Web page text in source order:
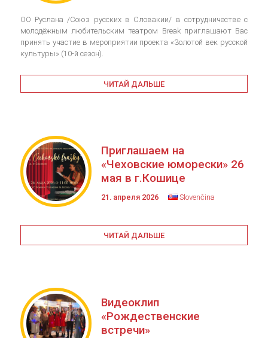
ОО Руслана /Союз русских в Словакии/ в сотрудничестве с
молодёжным любительским театром Break приглашают Вас
принять участие в мероприятии проекта «Золотой век русской
культуры» (10-й сезон).
ЧИТАЙ ДАЛЬШЕ
Приглашаем на
«Чеховские юморески» 26
мая в г.Кошице
21. апреля 2026 Slovenčina
ЧИТАЙ ДАЛЬШЕ
Видеоклип
«Рождественские
встречи»